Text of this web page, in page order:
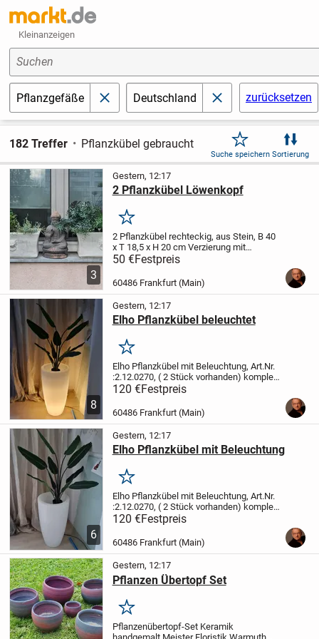
Kleinanzeigen
Suchen
Pflanzgefäße schließenDeutschland schließenzurücksetzen
182 Treffer Pflanzkübel gebraucht
Suche speichern Sortierung
3
Gestern, 12:17
2 Pflanzkübel Löwenkopf
Merken
2 Pflanzkübel rechteckig, aus Stein, B 40
x T 18,5 x H 20 cm Verzierung mit
LöwenkopfNur komplett verkäuflich
50 €Festpreis
60486 Frankfurt (Main)
8
Gestern, 12:17
Elho Pflanzkübel beleuchtet
Merken
Elho Pflanzkübel mit Beleuchtung, Art.Nr.
:2.12.0270, ( 2 Stück vorhanden) komplett
Kunststoff weiß, max. 11W, E27,
oben, 23 unten x H 69 cm, innen Diam
oben 30 cm(Neupreis 179.- aus...
120 €Festpreis
60486 Frankfurt (Main)
6
Gestern, 12:17
Elho Pflanzkübel mit Beleuchtung
Merken
Elho Pflanzkübel mit Beleuchtung, Art.Nr.
:2.12.0270, ( 2 Stück vorhanden) komplett
Kunststoff weiß, max. 11W, E27,
oben, 23 unten x H 69 cm, innen Diam
oben 30 cm(Neupreis 179.- aus...
120 €Festpreis
60486 Frankfurt (Main)
Gestern, 12:17
Pflanzen Übertopf Set
Merken
Pflanzenübertopf-Set Keramik